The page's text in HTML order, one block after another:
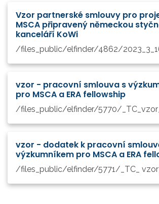
Vzor partnerské smlouvy pro
MSCA připravený německou
kanceláří KoWi
vzor - pracovní smlouva s
pro MSCA a ERA fellowship
vzor - dodatek k pracovní
výzkumníkem pro MSCA a ERA